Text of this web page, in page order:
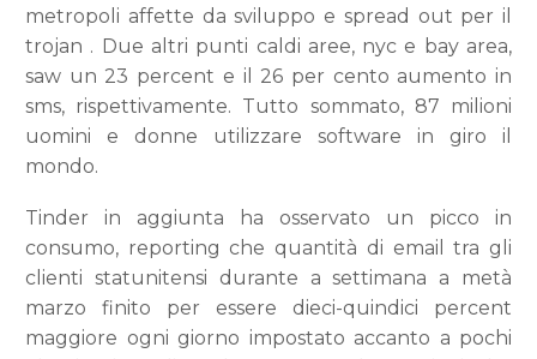
metropoli affette da sviluppo e spread out per il
trojan . Due altri punti caldi aree, nyc e bay area,
saw un 23 percent e il 26 per cento aumento in
sms, rispettivamente. Tutto sommato, 87 milioni
uomini e donne utilizzare software in giro il
mondo.
Tinder in aggiunta ha osservato un picco in
consumo, reporting che quantità di email tra gli
clienti statunitensi durante a settimana a metà
marzo finito per essere dieci-quindici percent
maggiore ogni giorno impostato accanto a pochi